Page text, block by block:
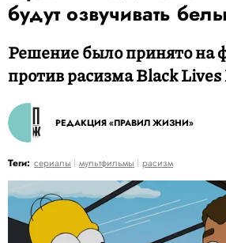
будут озвучивать
Решение было принято на
против расизма Black
РЕДАКЦИЯ «ПРАВИЛ ЖИЗНИ»
Теги: сериалы мультфильмы расизм